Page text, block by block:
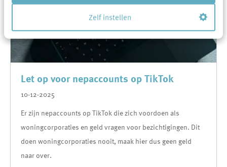
Zelf instellen
Let op voor nepaccounts op TikTok
10-12-2025
Er zijn nepaccounts op TikTok die zich voordoen als
woningcorporaties en geld vragen voor bezichtigingen. Dit
doen woningcorporaties nooit, maak hier dus geen geld
naar over.